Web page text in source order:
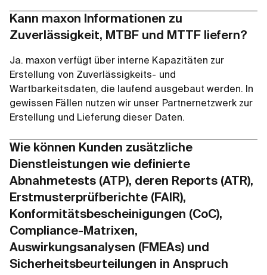
Kann maxon Informationen zu
Zuverlässigkeit, MTBF und MTTF liefern?
Ja. maxon verfügt über interne Kapazitäten zur
Erstellung von Zuverlässigkeits- und
Wartbarkeitsdaten, die laufend ausgebaut werden. In
gewissen Fällen nutzen wir unser Partnernetzwerk zur
Erstellung und Lieferung dieser Daten.
Wie können Kunden zusätzliche
Dienstleistungen wie definierte
Abnahmetests (ATP), deren Reports (ATR),
Erstmusterprüfberichte (FAIR),
Konformitätsbescheinigungen (CoC),
Compliance-Matrixen,
Auswirkungsanalysen (FMEAs) und
Sicherheitsbeurteilungen in Anspruch